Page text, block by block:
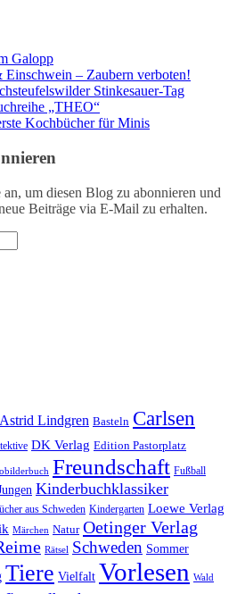
Galopp
Einschwein – Zaubern verboten!
Stinkesauer-Tag
„THEO“
Kochbücher für Minis
um diesen Blog zu abonnieren und
Beiträge via E-Mail zu erhalten.
Astrid Lindgren Basteln Carlsen
DK Verlag Edition Pastorplatz
Freundschaft Fußball
Kinderbuchklassiker
aus Schweden Kindergarten Loewe Verlag
Märchen Natur Oetinger Verlag
Rätsel Schweden Sommer
Tiere Vielfalt Vorlesen Wald